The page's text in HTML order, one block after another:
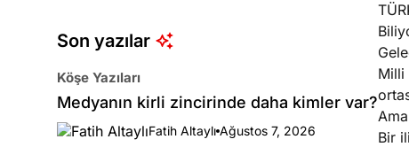
Son yazılar
Köşe Yazıları
Medyanın kirli zincirinde daha kimler var?
Fatih Altaylı Ağustos 7, 2026
Milli
Bir